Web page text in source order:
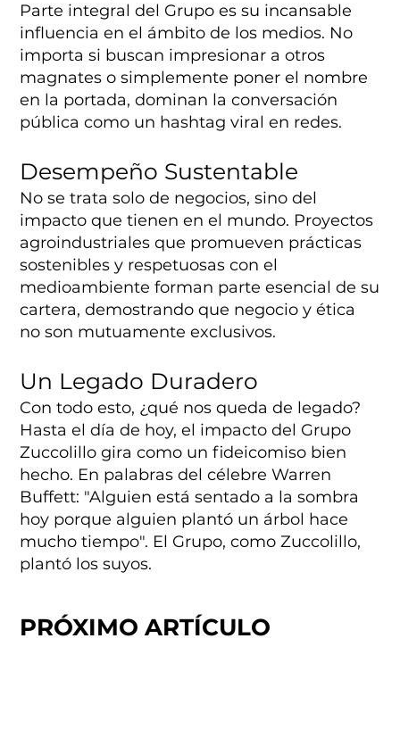
PRÓXIMO ARTÍCULO
Parte integral del Grupo es su incansable
influencia en el ámbito de los medios. No
importa si buscan impresionar a otros
magnates o simplemente poner el nombre
en la portada, dominan la conversación
pública como un hashtag viral en redes.
Desempeño Sustentable
No se trata solo de negocios, sino del
impacto que tienen en el mundo. Proyectos
agroindustriales que promueven prácticas
sostenibles y respetuosas con el
medioambiente forman parte esencial de su
cartera, demostrando que negocio y ética
no son mutuamente exclusivos.
Un Legado Duradero
Con todo esto, ¿qué nos queda de legado?
Hasta el día de hoy, el impacto del Grupo
Zuccolillo gira como un fideicomiso bien
hecho. En palabras del célebre Warren
Buffett: "Alguien está sentado a la sombra
hoy porque alguien plantó un árbol hace
mucho tiempo". El Grupo, como Zuccolillo,
plantó los suyos.